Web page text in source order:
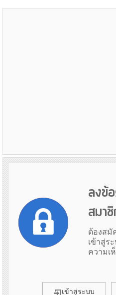
ลงข้
สมา
ต้องสมั
เข้าสู่ร
ความเ
เข้าสู่ระบบ